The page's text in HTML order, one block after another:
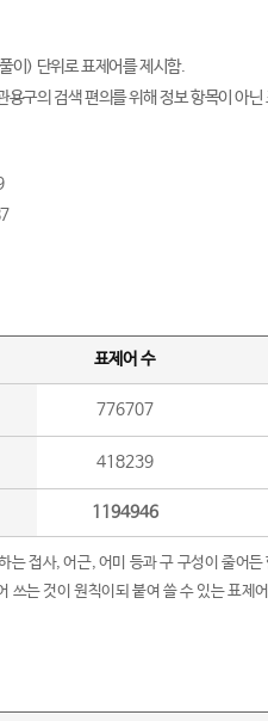
이) 단위로 표제어를 제시함.
용구의 검색 편의를 위해 정보 항목이 아
표제어 수
776707
418239
1194946
는 접사, 어근, 어미 등과 구 구성이 줄어든
쓰는 것이 원칙이되 붙여 쓸 수 있는 표제